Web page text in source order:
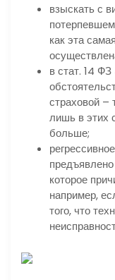
взыскать с
как эта
в стат. 14
страховой –
лишь в этих
больше;
которое
например,
того, что